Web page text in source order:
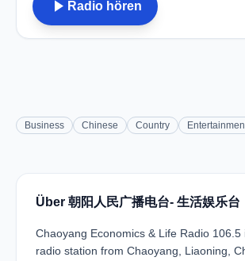
play_arrow Radio hören
Business Chinese Country
Über 朝阳人民广播电台- 生活娱乐台
Chaoyang Economics & Life Radio 106.5
radio station from Chaoyang, Liaoning,